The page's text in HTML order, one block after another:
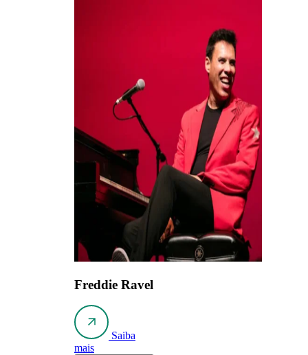
Freddie Ravel
Saiba
mais